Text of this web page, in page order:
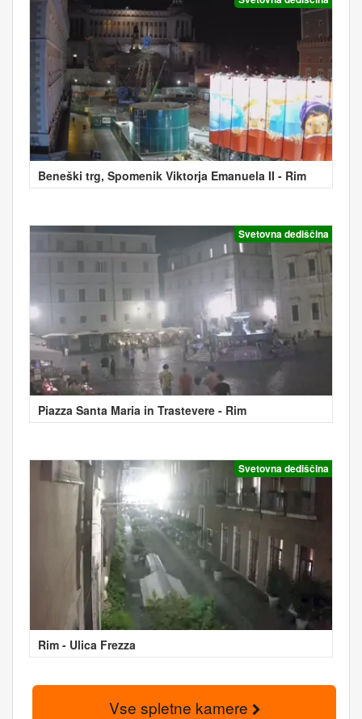
Beneški trg, Spomenik Viktorja Emanuela II - Rim
Svetovna dediščina
Piazza Santa Maria in Trastevere - Rim
Svetovna dediščina
Rim - Ulica Frezza
Vse spletne kamere